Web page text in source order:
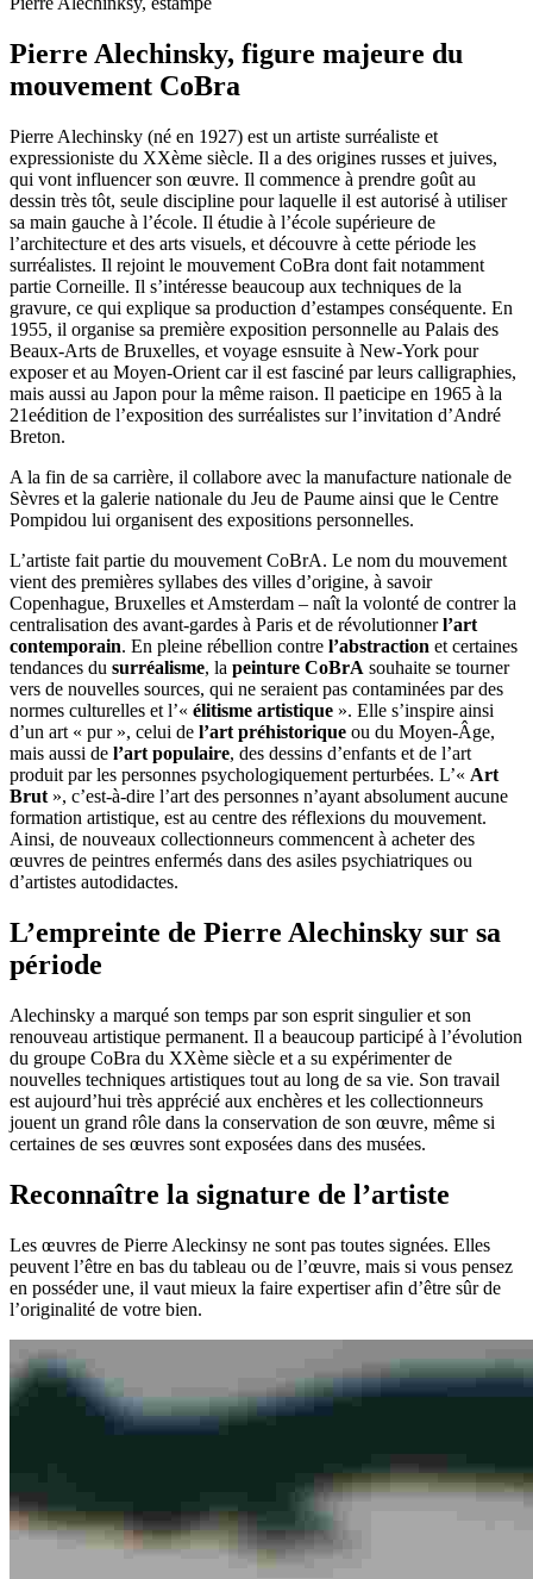
Pierre Alechinsky, figure majeure du
mouvement CoBra
Pierre Alechinsky (né en 1927) est un artiste surréaliste et
expressioniste du XXème siècle. Il a des origines russes et juives,
qui vont influencer son œuvre. Il commence à prendre goût au
dessin très tôt, seule discipline pour laquelle il est autorisé à utiliser
sa main gauche à l’école. Il étudie à l’école supérieure de
l’architecture et des arts visuels, et découvre à cette période les
surréalistes. Il rejoint le mouvement CoBra dont fait notamment
partie Corneille. Il s’intéresse beaucoup aux techniques de la
gravure, ce qui explique sa production d’estampes conséquente. En
1955, il organise sa première exposition personnelle au Palais des
Beaux-Arts de Bruxelles, et voyage esnsuite à New-York pour
exposer et au Moyen-Orient car il est fasciné par leurs calligraphies,
mais aussi au Japon pour la même raison. Il paeticipe en 1965 à la
21eédition de l’exposition des surréalistes sur l’invitation d’André
Breton.
A la fin de sa carrière, il collabore avec la manufacture nationale de
Sèvres et la galerie nationale du Jeu de Paume ainsi que le Centre
Pompidou lui organisent des expositions personnelles.
L’artiste fait partie du mouvement CoBrA. Le nom du mouvement
vient des premières syllabes des villes d’origine, à savoir
Copenhague, Bruxelles et Amsterdam – naît la volonté de contrer la
centralisation des avant-gardes à Paris et de révolutionnerl’art
contemporain. En pleine rébellion contre l’abstraction et certaines
tendances du surréalisme, la peinture CoBrA souhaite se tourner
vers de nouvelles sources, qui ne seraient pas contaminées par des
normes culturelles et l’« élitisme artistique ». Elle s’inspire ainsi
d’un art « pur », celui de l’art préhistorique ou du Moyen-Âge,
mais aussi de l’art populaire, des dessins d’enfants et de l’art
produit par les personnes psychologiquement perturbées. L’« Art
Brut », c’est-à-dire l’art des personnes n’ayant absolument aucune
formation artistique, est au centre des réflexions du mouvement.
Ainsi, de nouveaux collectionneurs commencent à acheter des
œuvres de peintres enfermés dans des asiles psychiatriques ou
d’artistes autodidactes.
L’empreinte de Pierre Alechinsky sur sa
période
Alechinsky a marqué son temps par son esprit singulier et son
renouveau artistique permanent. Il a beaucoup participé à l’évolution
du groupe CoBra du XXème siècle et a su expérimenter de
nouvelles techniques artistiques tout au long de sa vie. Son travail
est aujourd’hui très apprécié aux enchères et les collectionneurs
jouent un grand rôle dans la conservation de son œuvre, même si
certaines de ses œuvres sont exposées dans des musées.
Reconnaître la signature de l’artiste
Les œuvres de Pierre Aleckinsy ne sont pas toutes signées. Elles
peuvent l’être en bas du tableau ou de l’œuvre, mais si vous pensez
en posséder une, il vaut mieux la faire expertiser afin d’être sûr de
l’originalité de votre bien.